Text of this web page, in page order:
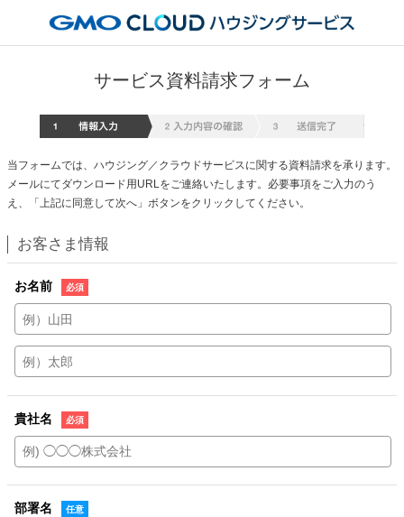
サービス資料請求フォーム
当フォームでは、ハウジング／クラウドサービスに関する資料請求を承ります。
メールにてダウンロード用URLをご連絡いたします。必要事項をご入力のう
え、「上記に同意して次へ」ボタンをクリックしてください。
お客さま情報
お名前
貴社名
部署名